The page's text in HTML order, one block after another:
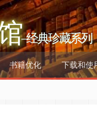
–经典珍藏系列
书籍优化 下载和使